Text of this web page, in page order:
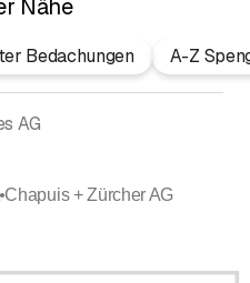
Nähe
Bedachungen
A-Z
AG
Chapuis + Zürcher AG